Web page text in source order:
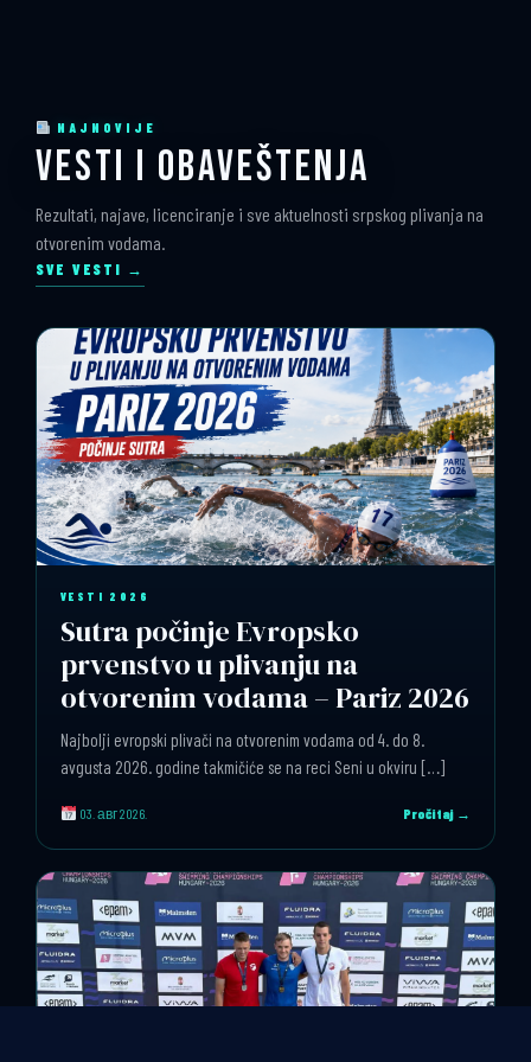
NAJNOVIJE
VESTI I OBAVEŠTENJA
Rezultati, najave, licenciranje i sve aktuelnosti srpskog plivanja na
otvorenim vodama.
SVE VESTI →
VESTI 2026
Sutra počinje Evropsko
prvenstvo u plivanju na
otvorenim vodama – Pariz 2026
Najbolji evropski plivači na otvorenim vodama od 4. do 8.
avgusta 2026. godine takmičiće se na reci Seni u okviru […]
03. авг 2026. Pročitaj →